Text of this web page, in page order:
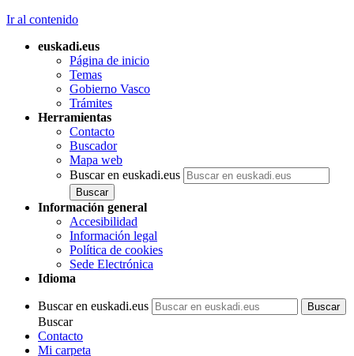
Ir al contenido
euskadi.eus
Página de inicio
Temas
Gobierno Vasco
Trámites
Herramientas
Contacto
Buscador
Mapa web
Buscar en euskadi.eus
Información general
Accesibilidad
Información legal
Política de cookies
Sede Electrónica
Idioma
Buscar en euskadi.eus
Buscar
Contacto
Mi carpeta